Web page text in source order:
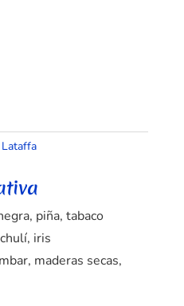
Lataffa
piña, tabaco
iris
maderas secas,